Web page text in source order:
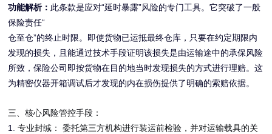
功能解析： 此条款是应对“延时暴露”风险的专门工具。它突破了一般
保险责任“
仓至仓”的终止时限。即使货物已运抵最终仓库，只要在约定期限内
发现的损失，且能通过技术手段证明该损失是由运输途中的承保风险
所致，保险公司即按货物在目的地当时发现损失的方式进行理赔。这
为精密仪器开箱调试后才发现的内在损伤提供了明确的索赔依据。
三、核心风险管控手段：
1.专业封缄：
委托第三方机构进行装运前检验，并对运输载具的关